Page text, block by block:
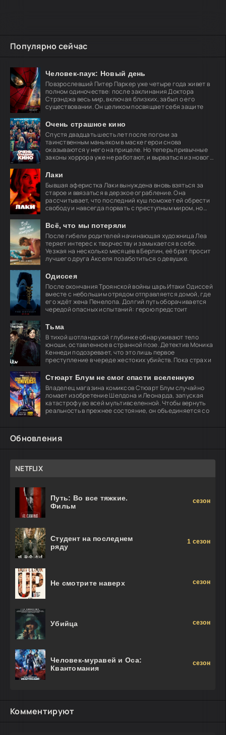
Популярно сейчас
Человек-паук: Новый день
Повзрослевший Питер Паркер уже четыре года живет в
полном одиночестве: после заклинания Доктора
Стрэнджа весь мир, включая близких, забыл о его
существовании. Он целиком посвящает себя защите
Очень страшное кино
Спустя двадцать шесть лет после погони за
таинственным маньяком в маске герои снова
оказываются у него на прицеле. Но теперь привычные
законы хоррора уже не работают, и вырваться из нового
Лаки
Бывшая аферистка Лаки вынуждена вновь взяться за
старое и ввязаться в дерзкое ограбление. Она
рассчитывает, что последний куш поможет ей обрести
свободу и навсегда порвать с преступным миром, но
Всё, что мы потеряли
После гибели родителей начинающая художница Леа
теряет интерес к творчеству и замыкается в себе.
Уезжая на несколько месяцев в Берлин, её брат просит
лучшего друга Акселя позаботиться о девушке.
Одиссея
После окончания Троянской войны царь Итаки Одиссей
вместе с небольшим отрядом отправляется домой, где
его ждёт жена Пенелопа. Долгий путь оборачивается
чередой опасных испытаний: герою предстоит
Тьма
В тихой шотландской глубинке обнаруживают тело
юноши, оставленное в странной позе. Детектив Моника
Кеннеди подозревает, что это лишь первое
преступление в череде жестоких убийств. Пока страх и
Стюарт Блум не смог спасти вселенную
Владелец магазина комиксов Стюарт Блум случайно
ломает изобретение Шелдона и Леонарда, запуская
катастрофу во всей мультивселенной. Чтобы вернуть
реальность в прежнее состояние, он объединяется со
Обновления
NETFLIX
Путь: Во все тяжкие.
Фильм
сезон
Студент на последнем
ряду
1 сезон
Не смотрите наверх сезон
Убийца сезон
Человек-муравей и Оса:
Квантомания
сезон
Комментируют